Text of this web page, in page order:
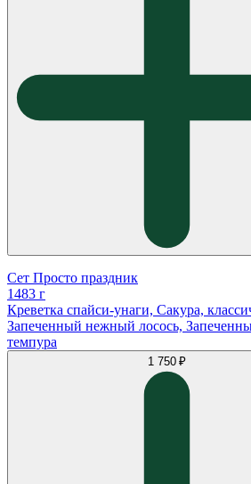
Сет Просто праздник
1483 г
Креветка спайси-унаги, Сакура,
Запеченный нежный лосось,
темпура
1 750 ₽